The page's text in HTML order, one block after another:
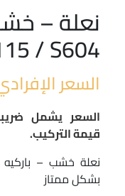
نعلة –
/ S604
السعر
السعر يشمل
قيمة التركيب.
نعلة خشب – باركيه
بشكل ممتاز